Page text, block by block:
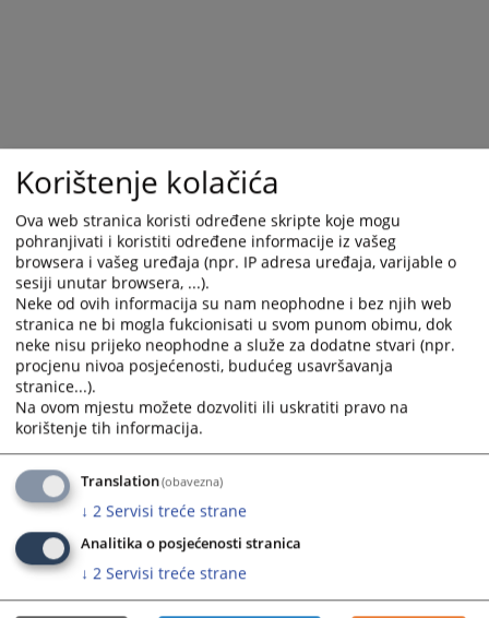
Korištenje kolačića
Ova web stranica koristi određene skripte koje mogu
pohranjivati i koristiti određene informacije iz vašeg
browsera i vašeg uređaja (npr. IP adresa uređaja, varijable o
sesiji unutar browsera, ...).
Neke od ovih informacija su nam neophodne i bez njih web
stranica ne bi mogla fukcionisati u svom punom obimu, dok
neke nisu prijeko neophodne a služe za dodatne stvari (npr.
procjenu nivoa posjećenosti, budućeg usavršavanja
stranice...).
Na ovom mjestu možete dozvoliti ili uskratiti pravo na
korištenje tih informacija.
Translation(obavezna)
↓ 2 Servisi treće strane
Analitika o posjećenosti stranica
↓ 2 Servisi treće strane